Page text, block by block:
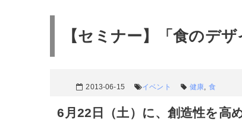
【セミナー】「食のデ
2013-06-15 イベント 健康, 食
6月22日（土）に、創造性を高